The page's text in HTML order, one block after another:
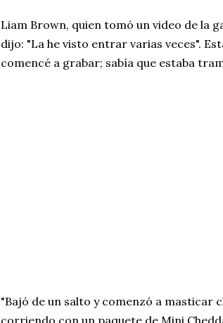
Liam Brown, quien tomó un video de la
dijo: "La he visto entrar varias veces".
comencé a grabar; sabía que estaba
"Bajó de un salto y comenzó a masticar